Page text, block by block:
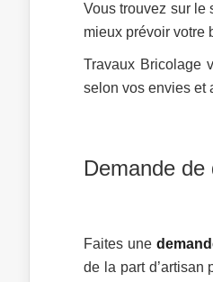
Vous trouvez sur le
mieux prévoir votre
Travaux Bricolage
selon vos envies et
Demande de
Faites une
de la part d’artisan